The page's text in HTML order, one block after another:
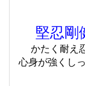
堅忍剛
かたく耐え
心身が強くし